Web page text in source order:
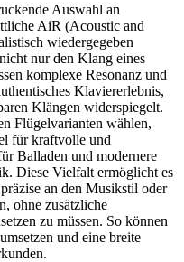
Auswahl an
AiR (Acoustic and
wiedergegeben
nur den Klang eines
komplexe Resonanz und
Klaviererlebnis,
Klängen widerspiegelt.
Flügelvarianten wählen,
für kraftvolle und
Balladen und modernere
Diese Vielfalt ermöglicht es
an den Musikstil oder
ohne zusätzliche
zu müssen. So können
und eine breite